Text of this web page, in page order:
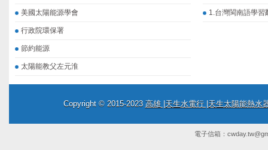
美國太陽能源學會
行政院環保署
節約能源
太陽能教父左元淮
1.台灣閩南語學習
Copyright © 2015-2023 高雄 |天生水電行 |天生太陽能熱水
電子信箱：